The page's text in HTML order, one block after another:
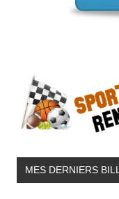
MES DERNIERS